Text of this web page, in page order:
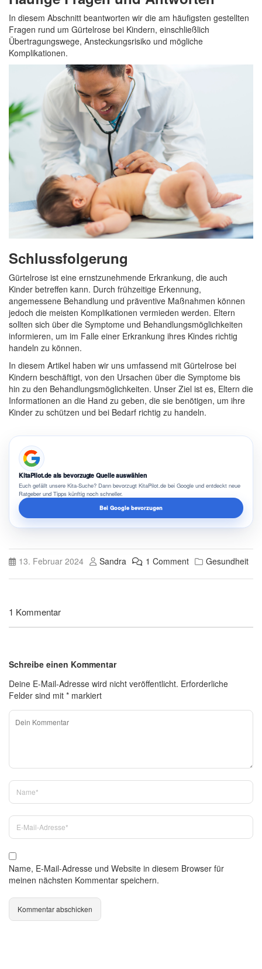
In diesem Abschnitt beantworten wir die am häufigsten gestellten
Fragen rund um Gürtelrose bei Kindern, einschließlich
Übertragungswege, Ansteckungsrisiko und mögliche
Komplikationen.
Schlussfolgerung
Gürtelrose ist eine ernstzunehmende Erkrankung, die auch
Kinder betreffen kann. Durch frühzeitige Erkennung,
angemessene Behandlung und präventive Maßnahmen können
jedoch die meisten Komplikationen vermieden werden. Eltern
sollten sich über die Symptome und Behandlungsmöglichkeiten
informieren, um im Falle einer Erkrankung ihres Kindes richtig
handeln zu können.
In diesem Artikel haben wir uns umfassend mit Gürtelrose bei
Kindern beschäftigt, von den Ursachen über die Symptome bis
hin zu den Behandlungsmöglichkeiten. Unser Ziel ist es, Eltern die
Informationen an die Hand zu geben, die sie benötigen, um ihre
Kinder zu schützen und bei Bedarf richtig zu handeln.
KitaPilot.de als bevorzugte Quelle auswählen
Euch gefällt unsere Kita-Suche? Dann bevorzugt KitaPilot.de bei Google und entdeckt neue
Ratgeber und Tipps künftig noch schneller.
Bei Google bevorzugen
13. Februar 2024 Sandra 1 Comment Gesundheit
1 Kommentar
Schreibe einen Kommentar
Deine E-Mail-Adresse wird nicht veröffentlicht. Erforderliche
Felder sind mit * markiert
Name, E-Mail-Adresse und Website in diesem Browser für
meinen nächsten Kommentar speichern.